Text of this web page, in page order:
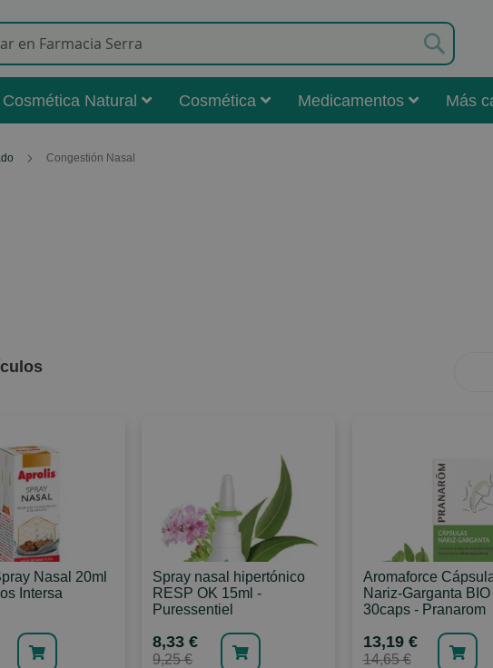
Cosmética Natural Cosmética Medicamentos Más
Congestión Nasal
Nasal 20ml
Intersa
Spray nasal hipertónico
RESP OK 15ml -
Puressentiel
8,33 €
9,25 €
Aromaforce
Nariz-Garganta BIO
30caps - Pranarom
13,19 €
14,65 €